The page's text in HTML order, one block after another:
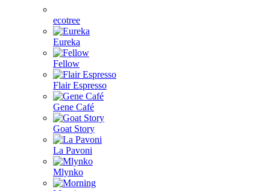
ecotree
Eureka
Fellow
Flair Espresso
Gene Café
Goat Story
La Pavoni
Mlynko